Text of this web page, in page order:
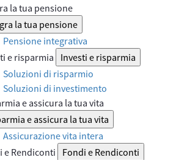
la tua pensione
la tua pensione
Pensione integrativa
e risparmia
Investi e risparmia
Soluzioni di risparmio
Soluzioni di investimento
e assicura la tua vita
e assicura la tua vita
Assicurazione vita intera
e Rendiconti
Fondi e Rendiconti